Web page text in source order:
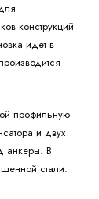
конструкций
идёт в
профильную
и двух
анкеры. В
стали.